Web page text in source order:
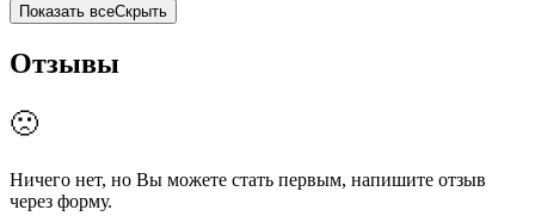
Показать всеСкрыть
Отзывы
🙁
Ничего нет, но Вы можете стать первым, напишите отзыв
через форму.